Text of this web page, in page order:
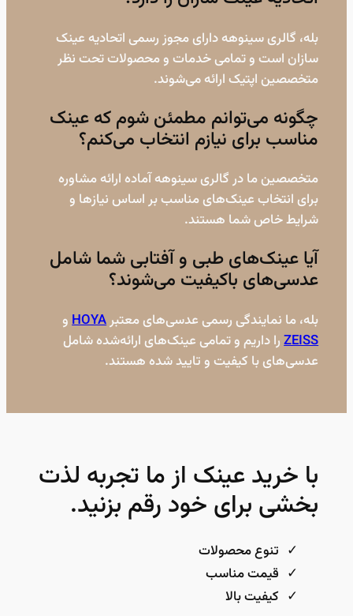
بله، گالری سینوهه دارای مجوز رسمی اتحادیه عینک
سازان است و تمامی خدمات و محصولات تحت نظر
متخصصین اپتیک ارائه می‌شوند.
چگونه می‌توانم مطمئن شوم که عینک
مناسب برای نیازم انتخاب می‌کنم؟
متخصصین ما در گالری سینوهه آماده ارائه مشاوره
برای انتخاب عینک‌های مناسب بر اساس نیازها و
شرایط خاص شما هستند.
آیا عینک‌های طبی و آفتابی شما شامل
عدسی‌های باکیفیت می‌شوند؟
بله، ما نمایندگی رسمی عدسی‌های معتبرHOYAو
ZEISSرا داریم و تمامی عینک‌های ارائه‌شده شامل
عدسی‌های با کیفیت و تایید شده هستند.
با خرید عینک از ما تجربه لذت
بخشی برای خود رقم بزنید.
تنوع محصولات
قیمت مناسب
کیفیت بالا